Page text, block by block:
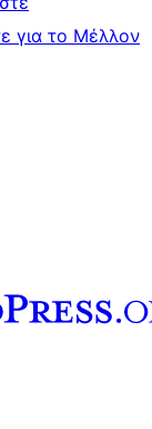
για το Μέλλον